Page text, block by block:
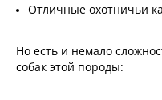
Отличные охотничьи
Но есть и немало
собак этой породы: